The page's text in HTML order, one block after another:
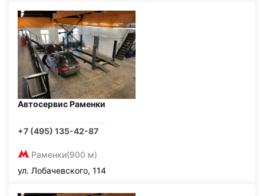
Автосервис Раменки
+7 (495) 135-42-87
Раменки(900 м)
ул. Лобачевского, 114